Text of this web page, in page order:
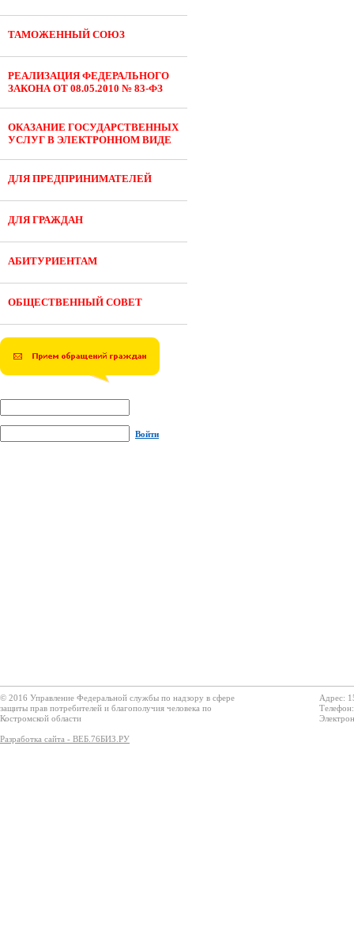
ТАМОЖЕННЫЙ СОЮЗ
РЕАЛИЗАЦИЯ ФЕДЕРАЛЬНОГО
ЗАКОНА ОТ 08.05.2010 № 83-ФЗ
ОКАЗАНИЕ ГОСУДАРСТВЕННЫХ
УСЛУГ В ЭЛЕКТРОННОМ ВИДЕ
ДЛЯ ПРЕДПРИНИМАТЕЛЕЙ
ДЛЯ ГРАЖДАН
АБИТУРИЕНТАМ
ОБЩЕСТВЕННЫЙ СОВЕТ
Войти
© 2016 Управление Федеральной службы по надзору в сфере
защиты прав потребителей и благополучия человека по
Костромской области
Разработка сайта - ВЕБ.76БИЗ.РУ
Адрес: